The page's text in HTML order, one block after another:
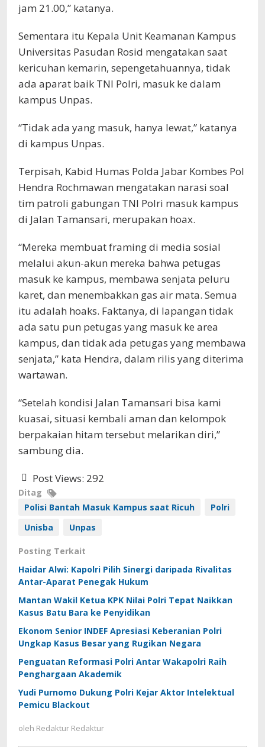
jam 21.00,” katanya.
Sementara itu Kepala Unit Keamanan Kampus
Universitas Pasudan Rosid mengatakan saat
kericuhan kemarin, sepengetahuannya, tidak
ada aparat baik TNI Polri, masuk ke dalam
kampus Unpas.
“Tidak ada yang masuk, hanya lewat,” katanya
di kampus Unpas.
Terpisah, Kabid Humas Polda Jabar Kombes Pol
Hendra Rochmawan mengatakan narasi soal
tim patroli gabungan TNI Polri masuk kampus
di Jalan Tamansari, merupakan hoax.
“Mereka membuat framing di media sosial
melalui akun-akun mereka bahwa petugas
masuk ke kampus, membawa senjata peluru
karet, dan menembakkan gas air mata. Semua
itu adalah hoaks. Faktanya, di lapangan tidak
ada satu pun petugas yang masuk ke area
kampus, dan tidak ada petugas yang membawa
senjata,” kata Hendra, dalam rilis yang diterima
wartawan.
“Setelah kondisi Jalan Tamansari bisa kami
kuasai, situasi kembali aman dan kelompok
berpakaian hitam tersebut melarikan diri,”
sambung dia.
Post Views: 292
Ditag
Polisi Bantah Masuk Kampus saat Ricuh
Polri
Unisba
Unpas
Posting Terkait
Haidar Alwi: Kapolri Pilih Sinergi daripada Rivalitas
Antar-Aparat Penegak Hukum
Mantan Wakil Ketua KPK Nilai Polri Tepat Naikkan
Kasus Batu Bara ke Penyidikan
Ekonom Senior INDEF Apresiasi Keberanian Polri
Ungkap Kasus Besar yang Rugikan Negara
Penguatan Reformasi Polri Antar Wakapolri Raih
Penghargaan Akademik
Yudi Purnomo Dukung Polri Kejar Aktor Intelektual
Pemicu Blackout
oleh Redaktur Redaktur